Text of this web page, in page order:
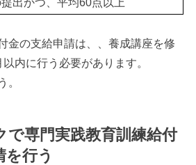
金の支給申請は、、養成講座を修
内に行う必要があります。
。
で専門実践教育訓練給付
を行う